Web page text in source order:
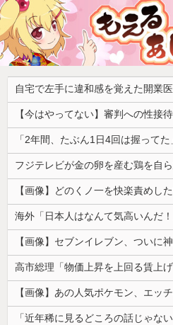
【画像】どのくノ一を快楽責めし
【画像】セブンイレブン、ついに